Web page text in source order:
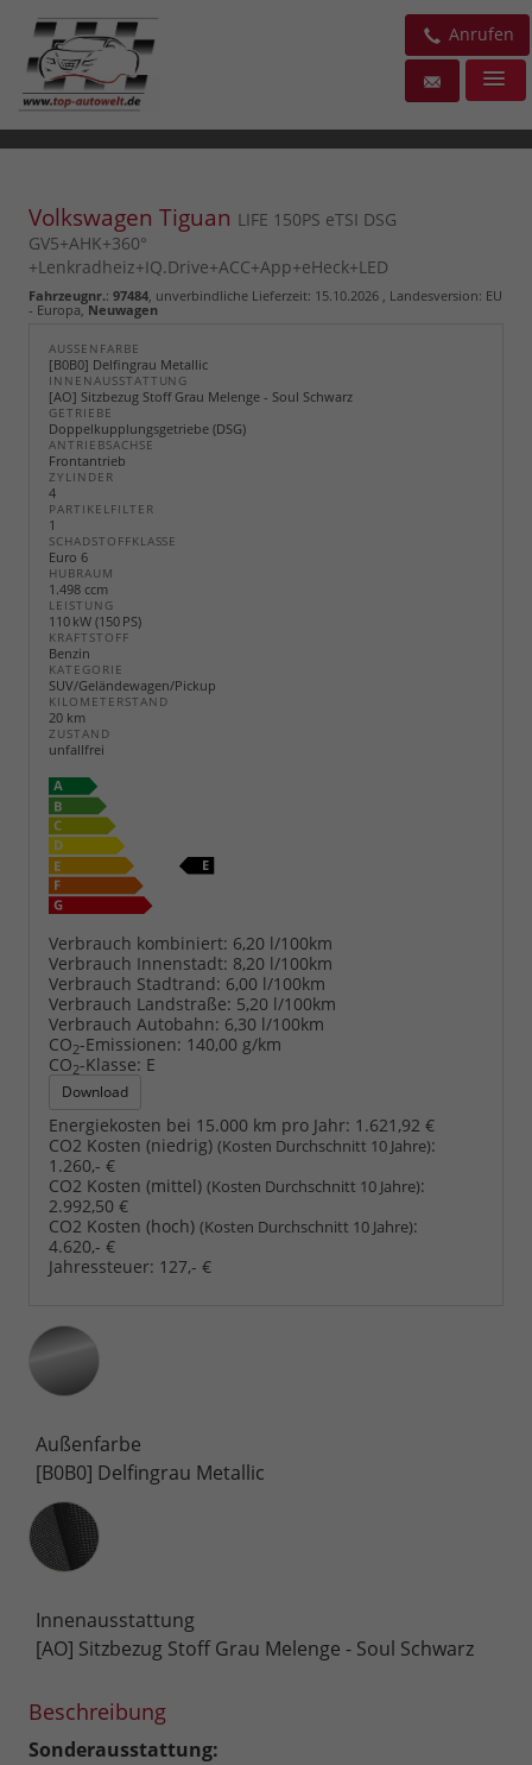
Anrufen
Volkswagen Tiguan LIFE 150PS eTSI DSG
GV5+AHK+360°
+Lenkradheiz+IQ.Drive+ACC+App+eHeck+LED
Fahrzeugnr.: 97484 , unverbindliche Lieferzeit: 15.10.2026 , Landesversion: EU
- Europa,Neuwagen
AUSSENFARBE
[B0B0] Delfingrau Metallic
INNENAUSSTATTUNG
[AO] Sitzbezug Stoff Grau Melenge - Soul Schwarz
GETRIEBE
Doppelkupplungsgetriebe (DSG)
ANTRIEBSACHSE
Frontantrieb
ZYLINDER
4
PARTIKELFILTER
1
SCHADSTOFFKLASSE
Euro 6
HUBRAUM
1.498 ccm
LEISTUNG
110 kW (150 PS)
KRAFTSTOFF
Benzin
KATEGORIE
SUV/Geländewagen/Pickup
KILOMETERSTAND
20 km
ZUSTAND
unfallfrei
Verbrauch kombiniert: 6,20 l/100km
Verbrauch Innenstadt: 8,20 l/100km
Verbrauch Stadtrand: 6,00 l/100km
Verbrauch Landstraße: 5,20 l/100km
Verbrauch Autobahn: 6,30 l/100km
CO2-Emissionen: 140,00 g/km
CO2-Klasse: E
Download
Energiekosten bei 15.000 km pro Jahr: 1.621,92 €
CO2 Kosten (niedrig) (Kosten Durchschnitt 10 Jahre):
1.260,- €
CO2 Kosten (mittel) (Kosten Durchschnitt 10 Jahre):
2.992,50 €
CO2 Kosten (hoch) (Kosten Durchschnitt 10 Jahre):
4.620,- €
Jahressteuer: 127,- €
Außenfarbe
[B0B0] Delfingrau Metallic
Innenausstattung
Innenausstattung
[AO] Sitzbezug Stoff Grau Melenge - Soul Schwarz
Beschreibung
Sonderausstattung: